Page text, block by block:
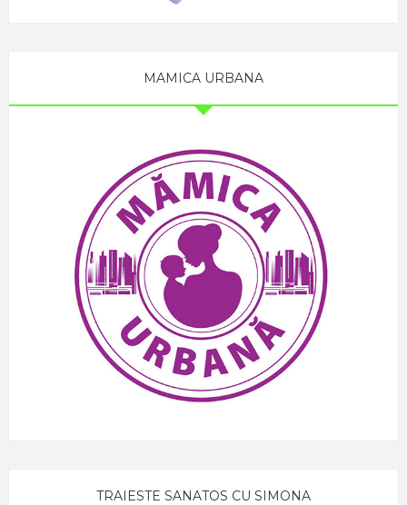
MAMICA URBANA
TRAIESTE SANATOS CU SIMONA